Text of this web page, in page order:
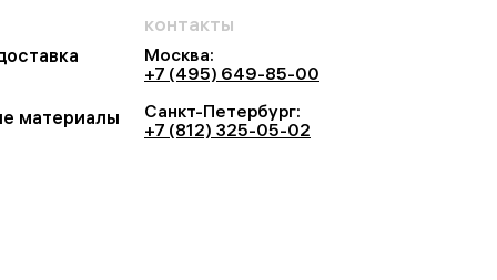
материалы
контакты
Москва:
+7 (495) 649-85-00
Санкт-Петербург:
+7 (812) 325-05-02